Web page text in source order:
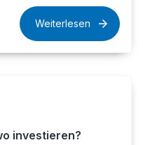
Weiterlesen
investieren?